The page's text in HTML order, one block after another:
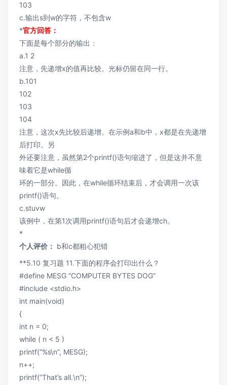
103
c.输出s到w的字符，不包含w
*官方回答：
下面是每个部分的输出：
a.1 2
注意，先递增x的值再比较。光标仍留在同一行。
b.101
102
103
104
注意，这次x先比较后递增。在示例a和b中，x都是在先递增
后打印。另
外还要注意，虽然第2个printf()语句缩进了，但是这并不意
味着它是while循
环的一部分。因此，在while循环结束后，才会调用一次该
printf()语句。
c.stuvw
该例中，在第1次调用printf()语句后才会递增ch。
*
个人评价： b和c都粗心犯错
**5.10 复习题 11.下面的程序会打印出什么？
#define MESG “COMPUTER BYTES DOG”
#include <stdio.h>
int main(void)
{
int n = 0;
while ( n < 5 )
printf(“%s\n”, MESG);
n++;
printf(“That’s all.\n”);